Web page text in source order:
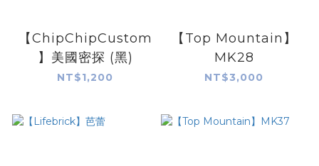
【ChipChipCustom
】美國密探 (黑)
NT$1,200
【Top Mountain】
MK28
NT$3,000